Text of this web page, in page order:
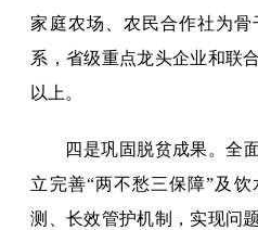
家庭农场、农民合作社为
系，省级重点龙头企业和联
以上。
四是巩固脱贫成果。全
立完善“两不愁三保障”及
测、长效管护机制，实现问